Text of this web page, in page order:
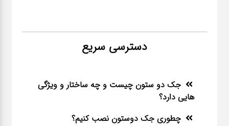
دسترسی سریع
جک دو ستون چیست و چه ساختار و ویژگی
هایی دارد؟
چطوری جک دوستون نصب کنیم؟